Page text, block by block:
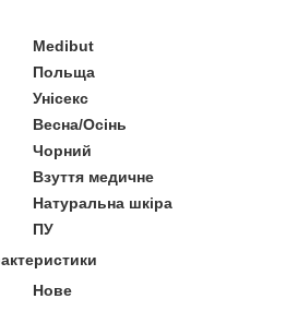
Medibut
Польща
Унісекс
Весна/Осінь
Чорний
Взуття медичне
Натуральна шкіра
ПУ
Нове